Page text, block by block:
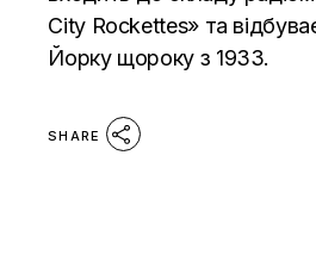
City Rockettes» та
Йорку щороку з 1933.
SHARE